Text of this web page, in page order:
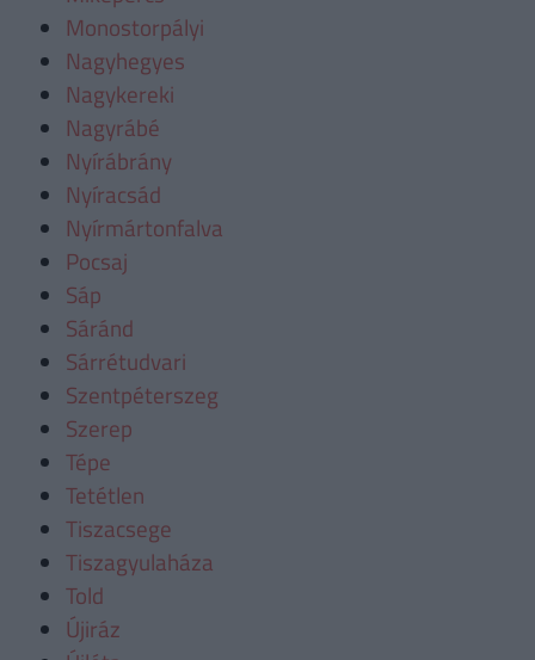
Monostorpályi
Nagyhegyes
Nagykereki
Nagyrábé
Nyírábrány
Nyíracsád
Nyírmártonfalva
Pocsaj
Sáp
Sáránd
Sárrétudvari
Szentpéterszeg
Szerep
Tépe
Tetétlen
Tiszacsege
Tiszagyulaháza
Told
Újiráz